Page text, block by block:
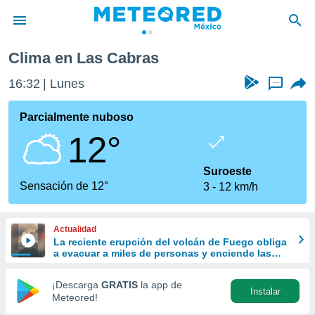
de
ha sido
que se
calidad.
a este
las
y
forma
digital
basada
Clima en Las Cabras
16:32 Lunes ...
Parcialmente nuboso
12°
Sensación de 12°
Suroeste
3
12 km/h
Actualidad
La reciente erupción del volcán de Fuego obliga
a evacuar a miles de personas y enciende las
¡Descarga GRATIS la app de
Meteored!
Instalar